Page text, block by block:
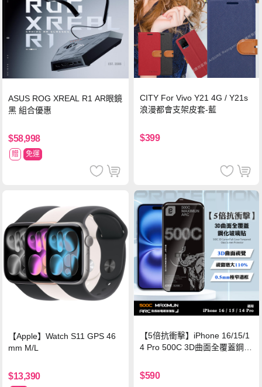
ASUS ROG XREAL R1 AR眼鏡
黑 組合優惠
$58,998
贈 免運
CITY For Vivo Y21 4G / Y21s
浪漫都會支架皮套-藍
$399
【Apple】Watch S11 GPS 46
mm M/L
$13,390
【5倍抗衝擊】iPhone 16/15/1
4 Pro 500C 3D曲面全覆蓋鋼化
保護貼
$590